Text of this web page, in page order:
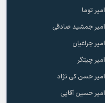
امیر توما
امیر جمشید صادقی
امیر چراغیان
امیر چیتگر
امیر حسن کی نژاد
امیر حسین آقایی